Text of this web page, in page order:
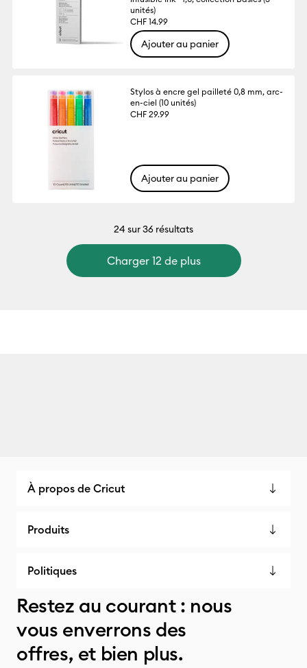
unités)
CHF 14.99
Ajouter au panier
Stylos à encre gel pailleté 0,8 mm, arc-
en-ciel (10 unités)
CHF 29.99
Ajouter au panier
24sur 36 résultats
Charger 12 de plus
À propos de Cricut
Produits
Politiques
Restez au courant : nous
vous enverrons des
offres, et bien plus.